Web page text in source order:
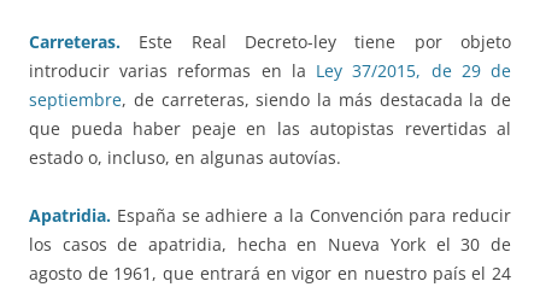
Carreteras. Este Real Decreto-ley tiene por objeto
introducir varias reformas en la Ley 37/2015, de 29 de
septiembre, de carreteras, siendo la más destacada la de
que pueda haber peaje en las autopistas revertidas al
estado o, incluso, en algunas autovías.
Apatridia. España se adhiere a la Convención para reducir
los casos de apatridia, hecha en Nueva York el 30 de
agosto de 1961, que entrará en vigor en nuestro país el 24